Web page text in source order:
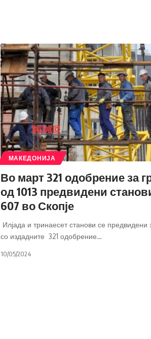
МАКЕДОНИЈА
Во март 321 одобрение за
од 1013 предвидени
607 во Скопје
Илјада и тринаесет станови се предвидени
со издадните 321 одобрение…
10/05/2024